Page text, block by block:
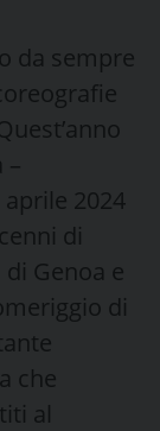
da sempre
–
2024
di
Genoa e
di
che
al